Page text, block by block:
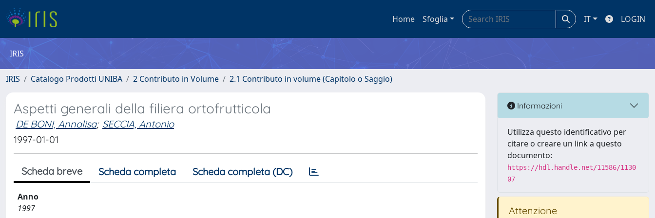
Home Sfoglia IT LOGIN
IRIS
IRIS Catalogo Prodotti UNIBA 2 Contributo in Volume 2.1 Contributo in volume (Capitolo o Saggio)
Aspetti generali della filiera ortofrutticola
DE BONI, Annalisa; SECCIA, Antonio
1997-01-01
Scheda breve Scheda completa Scheda completa (DC)
Anno
1997
Informazioni
Utilizza questo identificativo per
citare o creare un link a questo
documento:
https://hdl.handle.net/11586/1130
07
Attenzione